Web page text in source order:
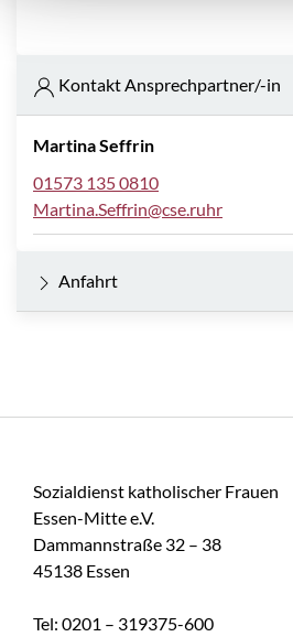
Kontakt Ansprechpartner/-in
Martina Seffrin
01573 135 0810
Martina.Seffrin@cse.ruhr
Anfahrt
Sozialdienst katholischer Frauen
Essen-Mitte e.V.
Dammannstraße 32 – 38
45138 Essen
Tel: 0201 – 319375-600